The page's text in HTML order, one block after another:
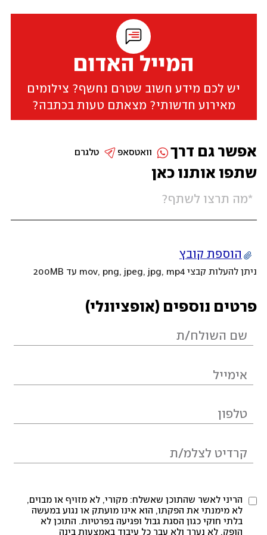
המייל האדום
יש לכם מידע חשוב שטרם נחשף? צילומים
מאירוע חדשותי? מצאתם טעות בכתבה?
שתפו אותנו כאן
הוספת קובץ
ניתן להעלות קבצי mov, png, jpeg, jpg, mp4 עד 200MB
פרטים נוספים (אופציונלי)
הריני לאשר שהתוכן שאשלח: מקורי, לא מזויף או מבוים,
לא מימנתי את הפקתו, הוא אינו מועתק או נגוע במעשה
בלתי חוקי כגון הסגת גבול ופגיעה בפרטיות. התוכן לא
הופק, לא נערך ולא עבר כל עיבוד באמצעות בינה
אפשר גם דרך טלגרם וואטסאפ